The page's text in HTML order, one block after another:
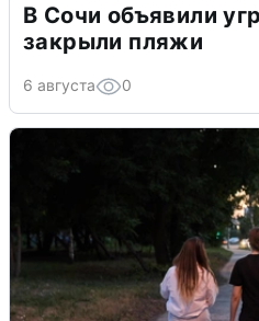
В Сочи объявили
закрыли пляжи
6 августа 0